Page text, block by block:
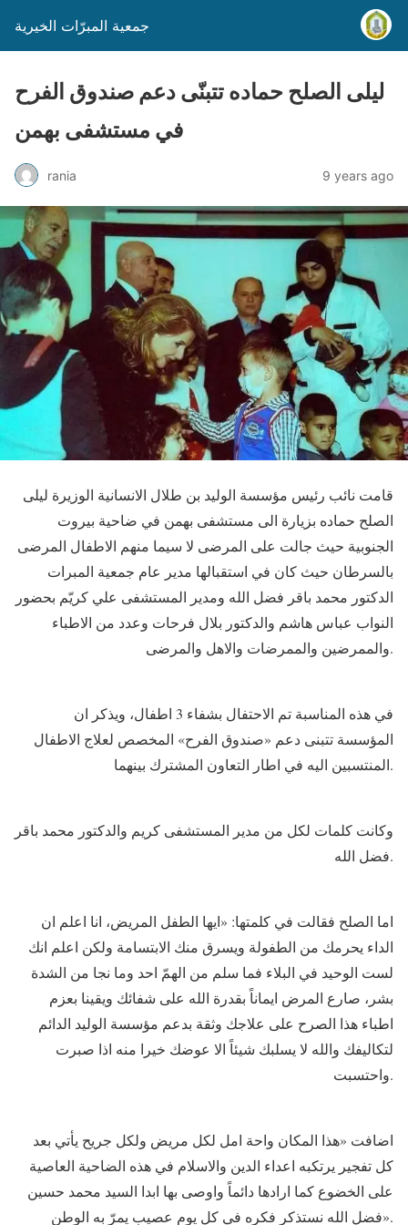
جمعية المبرّات الخيرية
ليلى الصلح حماده تتبنّى دعم صندوق الفرح
في مستشفى بهمن
rania 9 years ago
قامت نائب رئيس مؤسسة الوليد بن طلال الانسانية الوزيرة ليلى
الصلح حماده بزيارة الى مستشفى بهمن في ضاحية بيروت
الجنوبية حيث جالت على المرضى لا سيما منهم الاطفال المرضى
بالسرطان حيث كان في استقبالها مدير عام جمعية المبرات
الدكتور محمد باقر فضل الله ومدير المستشفى علي كريّم بحضور
النواب عباس هاشم والدكتور بلال فرحات وعدد من الاطباء
والممرضين والممرضات والاهل والمرضى.
في هذه المناسبة تم الاحتفال بشفاء 3 اطفال، ويذكر ان
المؤسسة تتبنى دعم «صندوق الفرح» المخصص لعلاج الاطفال
المنتسبين اليه في اطار التعاون المشترك بينهما.
وكانت كلمات لكل من مدير المستشفى كريم والدكتور محمد باقر
فضل الله.
اما الصلح فقالت في كلمتها: «ايها الطفل المريض، انا اعلم ان
الداء يحرمك من الطفولة ويسرق منك الابتسامة ولكن اعلم انك
لست الوحيد في البلاء فما سلم من الهمّ احد وما نجا من الشدة
بشر، صارع المرض ايماناً بقدرة الله على شفائك ويقينا بعزم
اطباء هذا الصرح على علاجك وثقة بدعم مؤسسة الوليد الدائم
لتكاليفك والله لا يسلبك شيئاً الا عوضك خيرا منه اذا صبرت
واحتسبت.
اضافت «هذا المكان واحة امل لكل مريض ولكل جريح يأتي بعد
كل تفجير يرتكبه اعداء الدين والاسلام في هذه الضاحية العاصية
على الخضوع كما ارادها دائماً واوصى بها ابدا السيد محمد حسين
فضل الله نستذكر فكره في كل يوم عصيب يمرّ به الوطن».